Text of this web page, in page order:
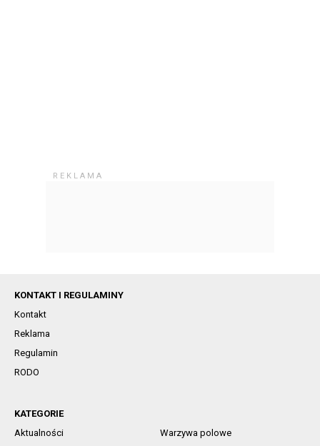
KONTAKT I REGULAMINY
Kontakt
Reklama
Regulamin
RODO
KATEGORIE
Aktualności
Warzywa polowe